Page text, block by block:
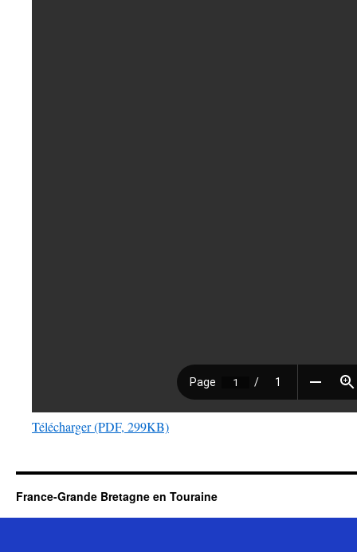
Télécharger (PDF, 299KB)
France-Grande Bretagne en Touraine